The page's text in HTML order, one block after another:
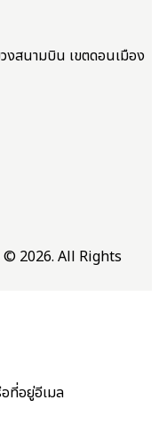
งสนามบิน เขตดอนเมือง
2026. All Rights
ที่อยู่อีเมล